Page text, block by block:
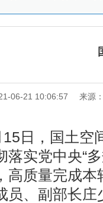
06-21 10:06:57 来源
15日，国土空
落实党中央“
高质量完成
员、副部长